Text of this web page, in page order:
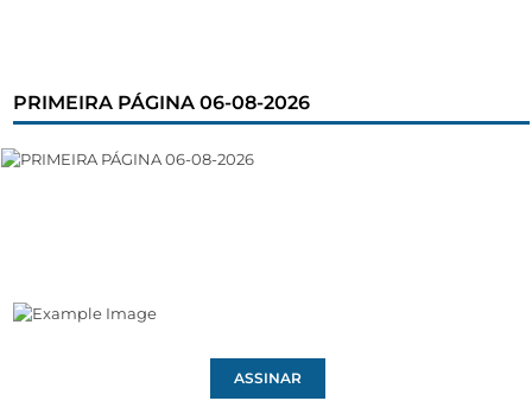
PRIMEIRA PÁGINA 06-08-2026
ASSINAR